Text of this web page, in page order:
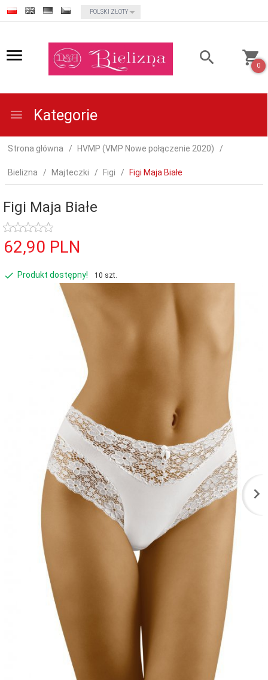
currency_h
POLSKI ZŁOTY
0
Kategorie
Strona główna HVMP (VMP Nowe połączenie 2020)
Bielizna Majteczki Figi Figi Maja Białe
Figi Maja Białe
62,90 PLN
Produkt dostępny! 10 szt.